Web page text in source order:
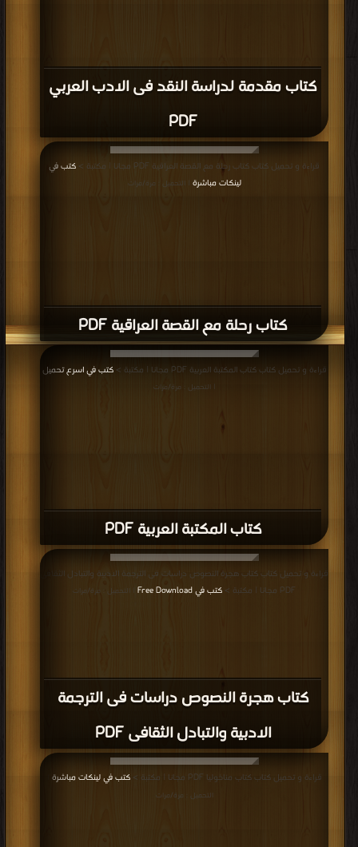
كتاب مقدمة لدراسة النقد فى الادب العربي
PDF
كتاب رحلة مع القصة العراقية PDF
قراءة و تحميل كتاب كتاب رحلة مع القصة العراقية PDF مجانا | مكتبة >
كتب في
لينكات مباشرة
| التحميل : مرة/مرات
كتاب المكتبة العربية PDF
قراءة و تحميل كتاب كتاب المكتبة العربية PDF مجانا | مكتبة > كتب في اسرع تحميل
| التحميل : مرة/مرات
كتاب هجرة النصوص دراسات فى الترجمة
الادبية والتبادل الثقافى PDF
قراءة و تحميل كتاب كتاب هجرة النصوص دراسات فى الترجمة الادبية والتبادل الثقافى
PDF مجانا | مكتبة >
كتب في Free Download | التحميل : مرة/مرات
قراءة و تحميل كتاب كتاب مناخوليا PDF مجانا | مكتبة > كتب في لينكات مباشرة
التحميل : مرة/مرات